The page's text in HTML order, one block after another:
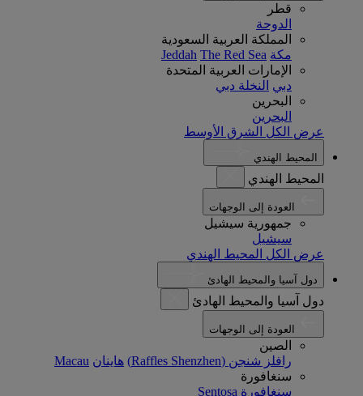
قطر
الدوحة
المملكة العربية السعودية
مكة
Jeddah The Red Sea
الإمارات العربية المتحدة
دبي النخلة دبي
البحرين
البحرين
عرض الكل الشرق الأوسط
المحيط الهندي
المحيط الهندي
جمهورية سيشيل
سيشيل
عرض الكل المحيط الهندي
دول آسيا والمحيط الهادئ
دول آسيا والمحيط الهادئ
الصين
رافلز شنجن (Raffles Shenzhen)
هاينان Macau
سنغافورة
سنغافورة Sentosa